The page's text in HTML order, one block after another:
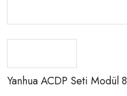
Yanhua ACDP Seti Modül 8